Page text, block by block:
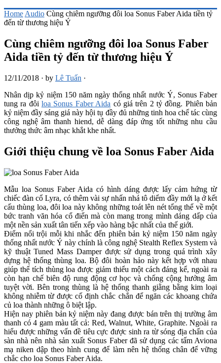
Home Audio Cùng chiêm ngưỡng đôi loa Sonus Faber Aida tiền tỷ
đến từ thương hiệu Ý
Cùng chiêm ngưỡng đôi loa Sonus Faber
Aida tiền tỷ đến từ thương hiệu Ý
12/11/2018 · by Lê Tuấn ·
Nhân dịp kỷ niệm 150 năm ngày thống nhất nước Ý, Sonus Faber
tung ra đôiloa Sonus Faber Aida có giá trên 2 tỷ đồng. Phiên bản
kỷ niệm đầy sáng giá này hội tụ đầy đủ những tinh hoa chế tác cùng
công nghệ âm thanh hiend, dễ dàng đáp ứng tốt những nhu cầu
thưởng thức âm nhạc khắt khe nhất.
Giới thiệu chung về loa Sonus Faber Aida
Mẫu loa Sonus Faber Aida có hình dáng được lấy cảm hứng từ
chiếc đàn cổ Lyra, có thêm vài sự nhấn nhá tô diểm đầy mới lạ ở kết
cấu thùng loa, đôi loa này không những toát lên nét tổng thể về một
bức tranh văn hóa cổ điển mà còn mang trong mình dáng dấp của
một nền sản xuất tân tiến xếp vào hàng bậc nhất của thế giới.
Điểm nổi trội mỗi khi nhắc đến phiên bản kỷ niệm 150 năm ngày
thống nhất nước Ý này chính là công nghệ Stealth Reflex System và
kỹ thuật Tuned Mass Damper được sử dụng trong quá trình xây
dựng hệ thống thùng loa. Bộ đôi hoàn hảo này kết hợp với nhau
giúp thể tích thùng loa được giảm thiểu một cách đáng kể, ngoài ra
còn hạn chế biên độ rung động cơ học và chống cộng hưởng âm
tuyệt vời. Bên trong thùng là hệ thống thanh giằng bằng kim loại
không nhiễm từ được cố định chắc chắn để ngăn các khoang chứa
củ loa thành những ô biệt lập.
Hiện nay phiên bản kỷ niệm này đang được bán trên thị trường âm
thanh có 4 gam màu tất cả: Red, Walnut, White, Graphite. Ngoài ra
hiểu được những vấn đề tiêu cực được sinh ra từ sóng địa chấn của
sàn nhà nên nhà sản xuất Sonus Faber đã sử dụng các tấm Aviona
mạ niken dập theo hình cung để làm nên hệ thống chân đế vững
chắc cho loa Sonus Faber Aida.